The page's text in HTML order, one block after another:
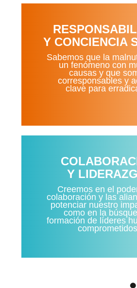
Y CONCIENCIA
Sabemos que la
un fenómeno con
causas y que
corresponsables y
clave para
Y
Creemos en el
colaboración y las
potenciar nuestro
como en la
formación de líderes